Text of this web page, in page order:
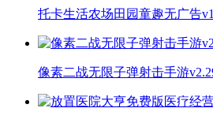
托卡生活农场田园童趣无广告
像素二战无限子弹射击手游